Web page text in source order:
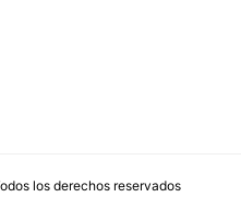
los derechos reservados